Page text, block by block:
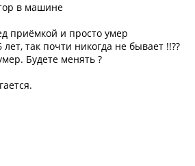
в машине
приёмкой и просто умер
лет, так почти никогда не бывает !!??
Будете менять ?